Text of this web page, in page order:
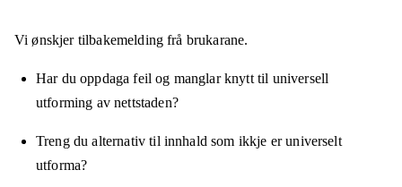
Vi ønskjer tilbakemelding frå brukarane.
Har du oppdaga feil og manglar knytt til universell
utforming av nettstaden?
Treng du alternativ til innhald som ikkje er universelt
utforma?